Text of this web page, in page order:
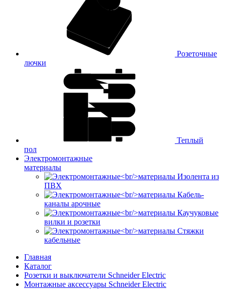
Розеточные
лючки
Теплый
пол
Электромонтажные
материалы
Изолента из
ПВХ
Кабель-
каналы арочные
Каучуковые
вилки и розетки
Стяжки
кабельные
Главная
Каталог
Розетки и выключатели Schneider Electric
Монтажные аксессуары Schneider Electric